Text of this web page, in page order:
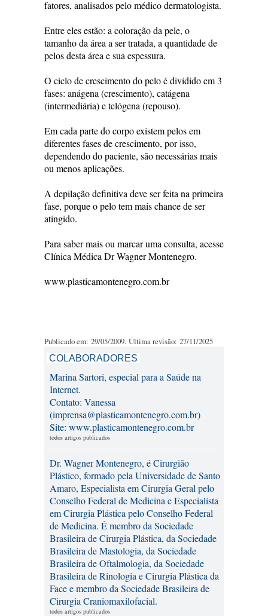
fatores, analisados pelo médico dermatologista.
Entre eles estão: a coloração da pele, o
tamanho da área a ser tratada, a quantidade de
pelos desta área e sua espessura.
O ciclo de crescimento do pelo é dividido em 3
fases: anágena (crescimento), catágena
(intermediária) e telógena (repouso).
Em cada parte do corpo existem pelos em
diferentes fases de crescimento, por isso,
dependendo do paciente, são necessárias mais
ou menos aplicações.
A depilação definitiva deve ser feita na primeira
fase, porque o pelo tem mais chance de ser
atingido.
Para saber mais ou marcar uma consulta, acesse
Clínica Médica Dr Wagner Montenegro.
www.plasticamontenegro.com.br
Publicado em: 29/05/2009. Última revisão: 27/11/2025
COLABORADORES
Marina Sartori, especial para a Saúde na
Internet.
Contato: Vanessa
(imprensa@plasticamontenegro.com.br)
Site: www.plasticamontenegro.com.br
todos artigos publicados
Dr. Wagner Montenegro, é Cirurgião
Plástico, formado pela Universidade de Santo
Amaro, Especialista em Cirurgia Geral pelo
Conselho Federal de Medicina e Especialista
em Cirurgia Plástica pelo Conselho Federal
de Medicina. É membro da Sociedade
Brasileira de Cirurgia Plástica, da Sociedade
Brasileira de Mastologia, da Sociedade
Brasileira de Oftalmologia, da Sociedade
Brasileira de Rinologia e Cirurgia Plástica da
Face e membro da Sociedade Brasileira de
Cirurgia Craniomaxilofacial.
todos artigos publicados